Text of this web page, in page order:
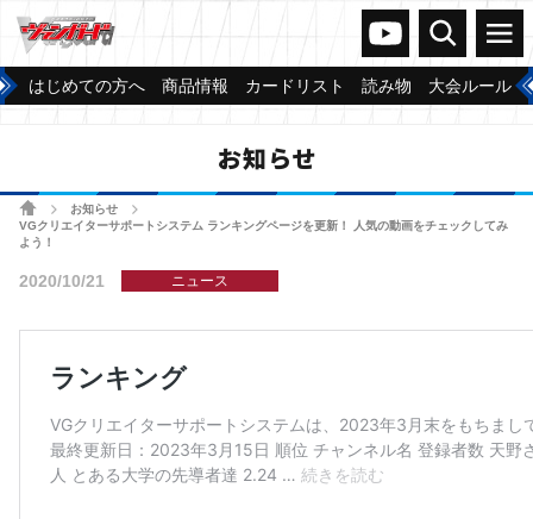
ヴァンガードch
検索 メニュー
はじめての方へ 商品情報 カードリスト 読み物 大会ルール
お知らせ
ホームお知らせ
VGクリエイターサポートシステム ランキングページを更新！ 人気の動画をチェックしてみ
よう！
2020/10/21 ニュース